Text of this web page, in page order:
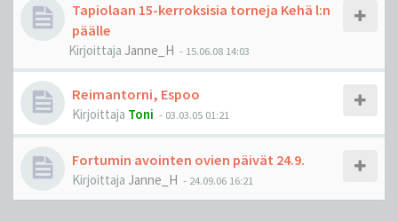
Tapiolaan 15-kerroksisia torneja Kehä l:n
päälle
Kirjoittaja Janne_H - 15.06.08 14:03
Reimantorni, Espoo
Kirjoittaja Toni - 03.03.05 01:21
Fortumin avointen ovien päivät 24.9.
Kirjoittaja Janne_H - 24.09.06 16:21